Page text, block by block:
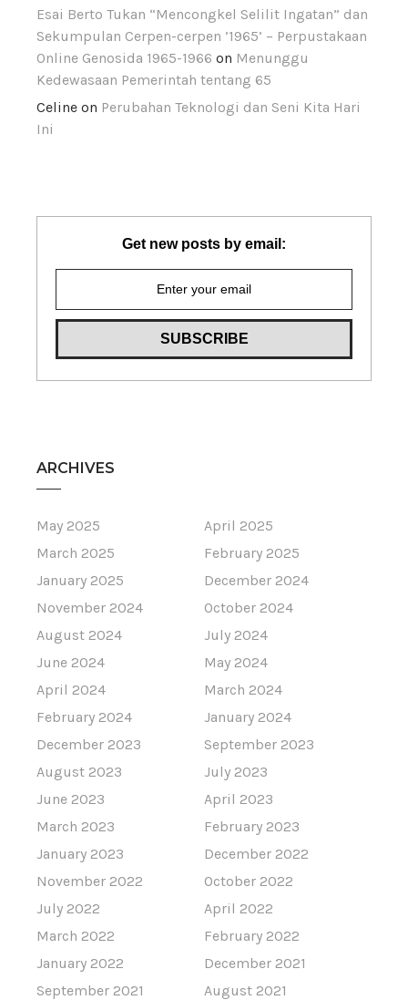
Esai Berto Tukan “Mencongkel Selilit Ingatan” dan
Sekumpulan Cerpen-cerpen ’1965’ – Perpustakaan
Online Genosida 1965-1966 on Menunggu
Kedewasaan Pemerintah tentang 65
Celine on Perubahan Teknologi dan Seni Kita Hari
Ini
Get new posts by email:
ARCHIVES
May 2025
April 2025
March 2025
February 2025
January 2025
December 2024
November 2024
October 2024
August 2024
July 2024
June 2024
May 2024
April 2024
March 2024
February 2024
January 2024
December 2023
September 2023
August 2023
July 2023
June 2023
April 2023
March 2023
February 2023
January 2023
December 2022
November 2022
October 2022
July 2022
April 2022
March 2022
February 2022
January 2022
December 2021
September 2021
August 2021